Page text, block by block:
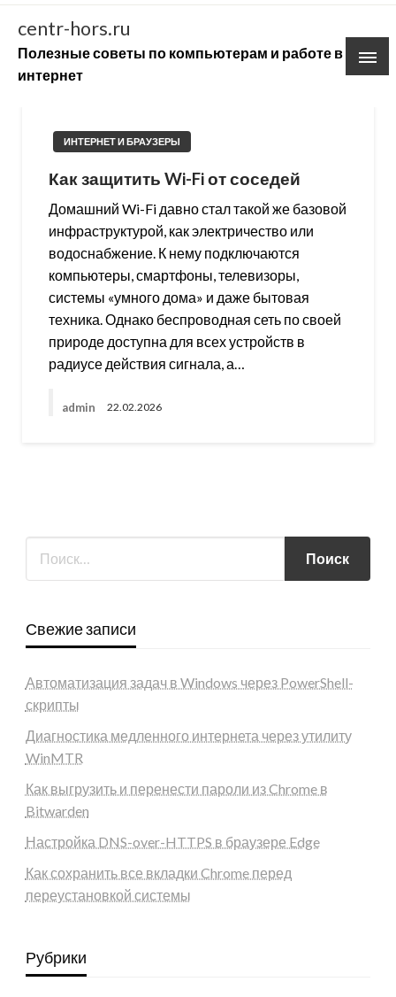
Skip
content
centr-hors.ru
Полезные советы по компьютерам и работе в
интернет
ИНТЕРНЕТ И БРАУЗЕРЫ
Как защитить Wi-Fi от соседей
Домашний Wi-Fi давно стал такой же базовой
инфраструктурой, как электричество или
водоснабжение. К нему подключаются
компьютеры, смартфоны, телевизоры,
системы «умного дома» и даже бытовая
техника. Однако беспроводная сеть по своей
природе доступна для всех устройств в
радиусе действия сигнала, а…
admin 22.02.2026
Свежие записи
Автоматизация задач в Windows через PowerShell-
скрипты
Диагностика медленного интернета через утилиту
WinMTR
Как выгрузить и перенести пароли из Chrome в
Bitwarden
Настройка DNS-over-HTTPS в браузере Edge
Как сохранить все вкладки Chrome перед
переустановкой системы
Рубрики